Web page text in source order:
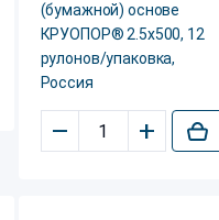
(бумажной) основе
КРУОПОР® 2.5x500, 12
рулонов/упаковка,
Россия
– +